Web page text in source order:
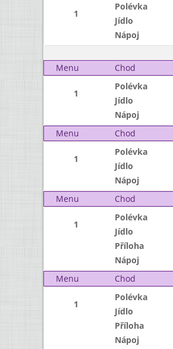
1
Polévka
Jídlo
Nápoj
Menu
Chod
1
Polévka
Jídlo
Nápoj
Menu
Chod
1
Polévka
Jídlo
Nápoj
Menu
Chod
1
Polévka
Jídlo
Příloha
Nápoj
Menu
Chod
1
Polévka
Jídlo
Příloha
Nápoj